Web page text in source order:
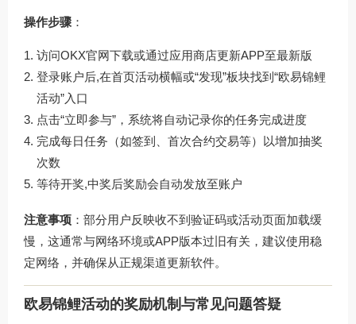
操作步骤 ：
访问OKX官网下载或通过应用商店更新APP至最新版
登录账户后,在首页活动横幅或“发现”板块找到“欧易锦鲤
活动”入口
点击“立即参与”，系统将自动记录你的任务完成进度
完成每日任务（如签到、首次合约交易等）以增加抽奖
次数
等待开奖,中奖后奖励会自动发放至账户
注意事项 ：部分用户反映收不到验证码或活动页面加载缓
慢，这通常与网络环境或APP版本过旧有关，建议使用稳
定网络，并确保从正规渠道更新软件。
欧易锦鲤活动的奖励机制与常见问题答疑